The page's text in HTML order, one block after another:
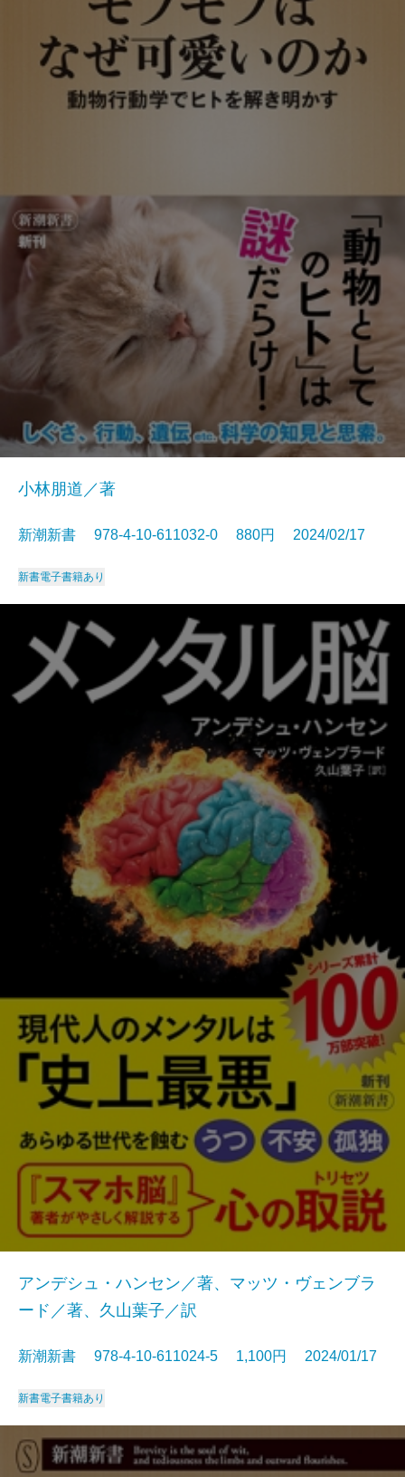
小林朋道／著
新潮新書 978-4-10-611032-0 880円 2024/02/17
新書電子書籍あり
アンデシュ・ハンセン／著、マッツ・ヴェンブラ
ード／著、久山葉子／訳
新潮新書 978-4-10-611024-5 1,100円 2024/01/17
新書電子書籍あり